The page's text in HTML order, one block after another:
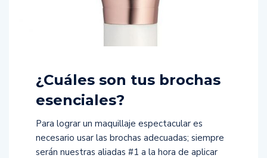
¿Cuáles son tus brochas
esenciales?
Para lograr un maquillaje espectacular es
necesario usar las brochas adecuadas; siempre
serán nuestras aliadas #1 a la hora de aplicar